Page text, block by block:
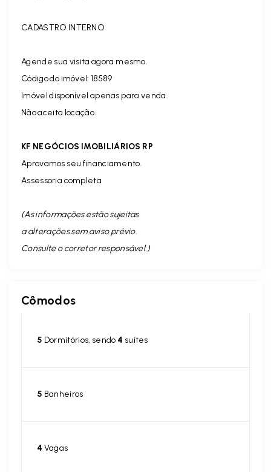
CADASTRO INTERNO
Agende sua visita agora mesmo.
Código do imóvel: 18589
Imóvel disponível apenas para venda.
Não aceita locação.
KF NEGÓCIOS IMOBILIÁRIOS RP
Aprovamos seu financiamento.
Assessoria completa
(As informações estão sujeitas
a alterações sem aviso prévio.
Consulte o corretor responsável. )
Cômodos
5 Dormitórios, sendo 4 suítes
5 Banheiros
4 Vagas